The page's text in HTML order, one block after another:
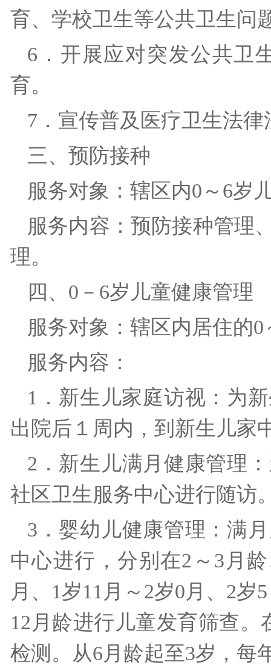
育、学校卫生等公共卫生
6．开展应对突发公共卫
育。
7．宣传普及医疗卫生法
三、预防接种
服务对象：辖区内0～6
服务内容：预防接种管理
理。
四、0－6岁儿童健康管
服务对象：辖区内居住
服务内容：
1．新生儿家庭访视：为
出院后１周内，到新生儿
2．新生儿满月健康管理
社区卫生服务中心进行随
3．婴幼儿健康管理：满
中心进行，分别在2～3月
月、1岁11月～2岁0月、2岁
12月龄进行儿童发育筛查。
检测。从6月龄起至3岁，